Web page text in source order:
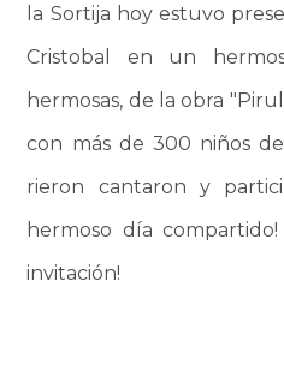
la Sortija hoy estuvo
Cristobal en un
hermosas, de la obra
con más de 300 niños
rieron cantaron y
hermoso día
invitación!